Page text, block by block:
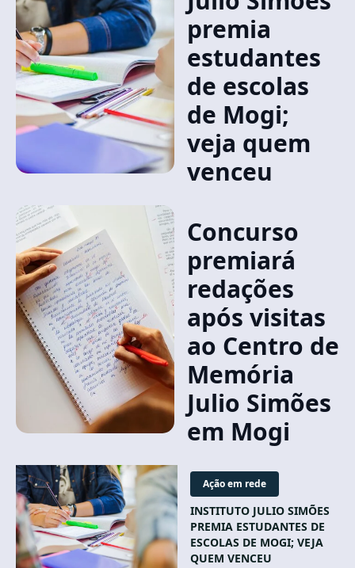
premia
estudantes
de escolas
de Mogi;
veja quem
venceu
Concurso
premiará
redações
após visitas
ao Centro de
Memória
Julio Simões
em Mogi
Ação em rede
INSTITUTO JULIO SIMÕES
PREMIA ESTUDANTES DE
ESCOLAS DE MOGI; VEJA
QUEM VENCEU